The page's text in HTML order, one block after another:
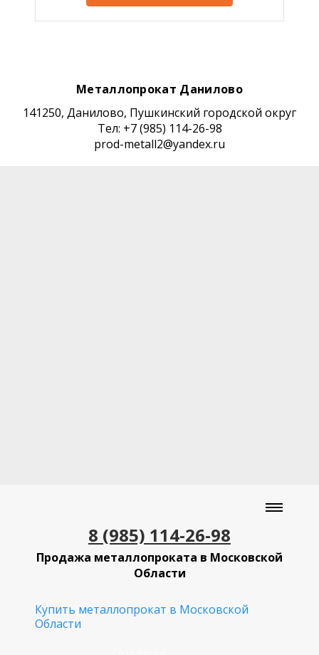
Металлопрокат Данилово
141250, Данилово, Пушкинский городской округ
Тел: +7 (985) 114-26-98
prod-metall2@yandex.ru
8 (985) 114-26-98
Продажа металлопроката в Московской
Области
Купить металлопрокат в Московской
Области